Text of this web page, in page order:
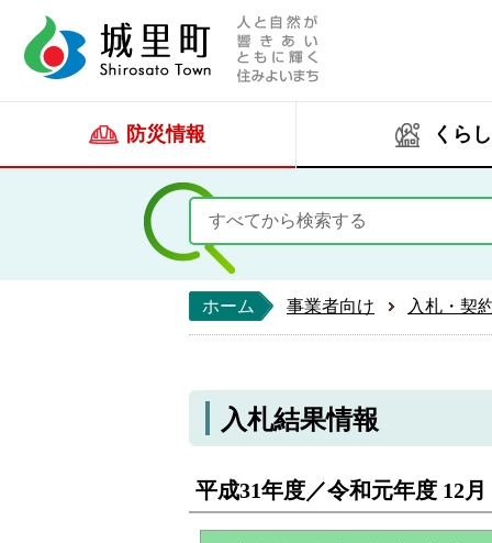
防災情報 くらし
ホーム 事業者向け 入札・契
入札結果情報
平成31年度／令和元年度 12月